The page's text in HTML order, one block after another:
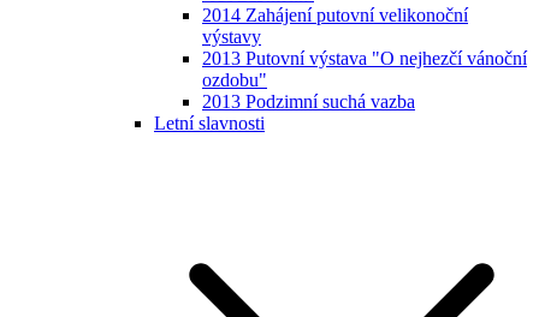
2014 Zahájení putovní velikonoční
výstavy
2013 Putovní výstava "O nejhezčí vánoční
ozdobu"
2013 Podzimní suchá vazba
Letní slavnosti